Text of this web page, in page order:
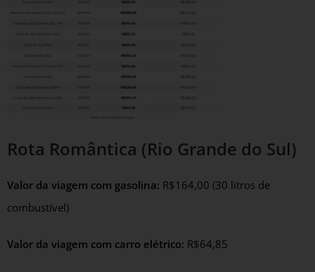
Rota Romântica (Rio Grande do Sul)
Valor da viagem com gasolina: R$164,00 (30 litros de
combustível)
Valor da viagem com carro elétrico: R$64,85